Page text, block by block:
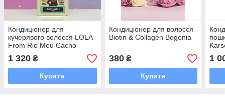
Кондиціонер для
кучерявого волосся LOLA
From Rio Meu Cacho
Minha Vida 500 мл
1 320 ₴
Купити
Кондиціонер для волосся
Biotin & Collagen Bogenia
380₴
Купити
1